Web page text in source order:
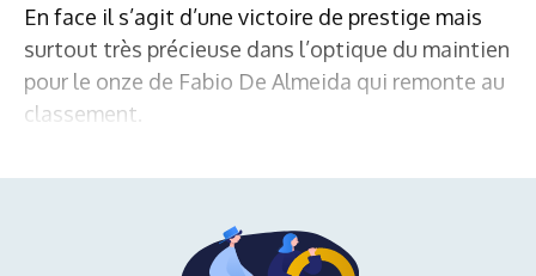
En face il s’agit d’une victoire de prestige mais
surtout très précieuse dans l’optique du maintien
pour le onze de Fabio De Almeida qui remonte au
classement.